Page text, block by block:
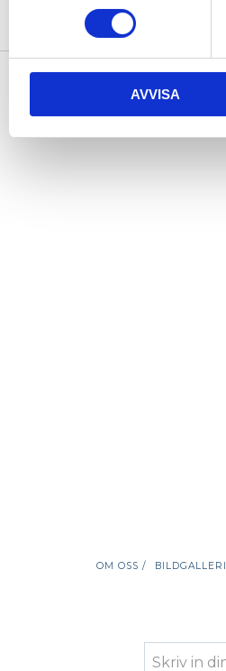
AVVISA
OM OSS /